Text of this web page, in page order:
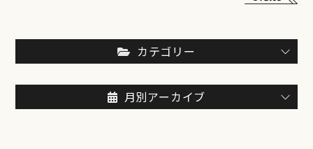
カテゴリー
月別アーカイブ